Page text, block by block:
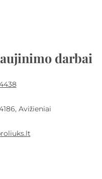
darbai
Avižieniai